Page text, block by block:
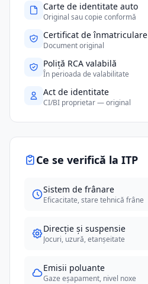
Carte de identitate auto
Original sau copie conformă
Certificat de înmatriculare
Document original
Poliță RCA valabilă
În perioada de valabilitate
Act de identitate
CI/BI proprietar — original
Ce se verifică la ITP
Sistem de frânare
Eficacitate, stare tehnică frâne
Direcție și suspensie
Jocuri, uzură, etanșeitate
Emisii poluante
Gaze eșapament, nivel noxe